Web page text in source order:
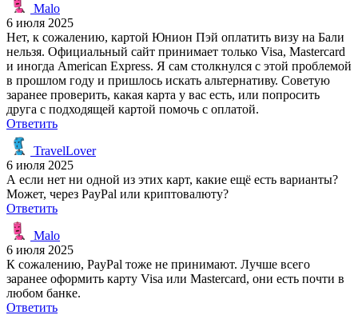
Malo
6 июля 2025
Нет, к сожалению, картой Юнион Пэй оплатить визу на Бали
нельзя. Официальный сайт принимает только Visa, Mastercard
и иногда American Express. Я сам столкнулся с этой проблемой
в прошлом году и пришлось искать альтернативу. Советую
заранее проверить, какая карта у вас есть, или попросить
друга с подходящей картой помочь с оплатой.
Ответить
TravelLover
6 июля 2025
А если нет ни одной из этих карт, какие ещё есть варианты?
Может, через PayPal или криптовалюту?
Ответить
Malo
6 июля 2025
К сожалению, PayPal тоже не принимают. Лучше всего
заранее оформить карту Visa или Mastercard, они есть почти в
любом банке.
Ответить